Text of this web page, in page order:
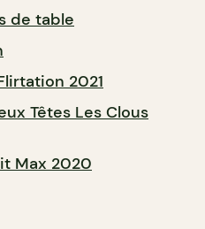
de table
2021
Têtes Les Clous
Max 2020